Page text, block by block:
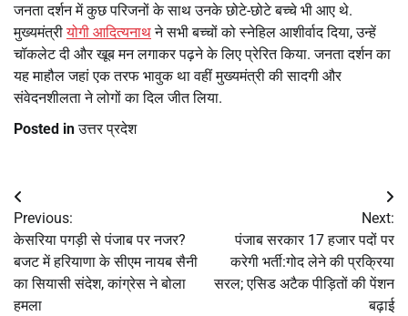
जनता दर्शन में कुछ परिजनों के साथ उनके छोटे-छोटे बच्चे भी आए थे.
मुख्यमंत्रीयोगी आदित्यनाथने सभी बच्चों को स्नेहिल आशीर्वाद दिया, उन्हें
चॉकलेट दी और खूब मन लगाकर पढ़ने के लिए प्रेरित किया. जनता दर्शन का
यह माहौल जहां एक तरफ भावुक था वहीं मुख्यमंत्री की सादगी और
संवेदनशीलता ने लोगों का दिल जीत लिया.
Posted inउत्तर प्रदेश
Post
navigation
Previous:
केसरिया पगड़ी से पंजाब पर नजर?
बजट में हरियाणा के सीएम नायब सैनी
का सियासी संदेश, कांग्रेस ने बोला
हमला
Next:
पंजाब सरकार 17 हजार पदों पर
करेगी भर्ती:गोद लेने की प्रक्रिया
सरल; एसिड अटैक पीड़ितों की पेंशन
बढ़ाई